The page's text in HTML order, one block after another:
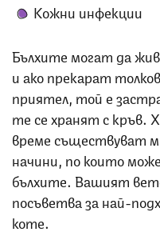
Кожни инфекции
Бълхите могат да
и ако прекарат
приятел, той е
те се хранят с кръв.
време съществуват
начини, по които
бълхите. Вашият
посъветва за най-
коте.